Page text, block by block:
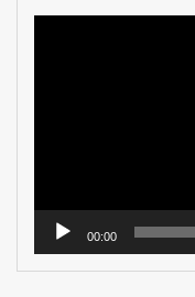
00:00